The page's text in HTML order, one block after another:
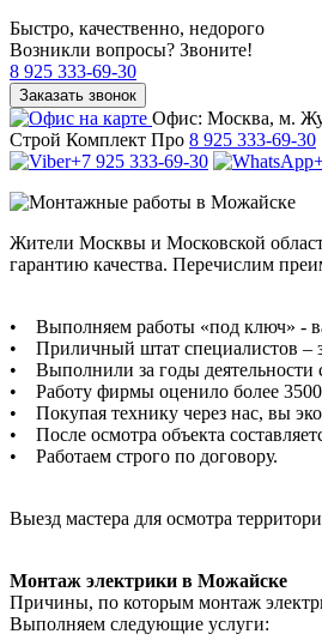
Быстро, качественно, недорого
Возникли вопросы? Звоните!
8 925 333-69-30
Заказать звонок
Офис: Москва, м.
Строй Комплект Про 8 925 333-69-30
+7 925 333-69-30
Жители Москвы и Московской
гарантию качества. Перечислим
• Выполняем работы «под ключ» -
• Приличный штат специалистов –
• Выполнили за годы деятельности
• Работу фирмы оценило более
• Покупая технику через нас, вы
• После осмотра объекта
• Работаем строго по договору.
Выезд мастера для осмотра
Монтаж электрики в Можайске
Причины, по которым монтаж
Выполняем следующие услуги: